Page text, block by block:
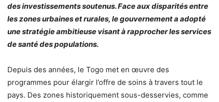
des investissements soutenus. Face aux disparités entre
les zones urbaines et rurales, le gouvernement a adopté
une stratégie ambitieuse visant à rapprocher les services
de santé des populations.
Depuis des années, le Togo met en œuvre des
programmes pour élargir l’offre de soins à travers tout le
pays. Des zones historiquement sous-desservies, comme